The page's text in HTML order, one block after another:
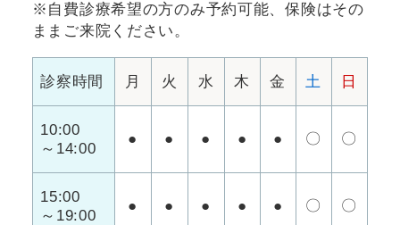
※自費診療希望の方のみ予約可能、保険はその
ままご来院ください。
診察時間 月 火 水 木 金 土 日
10:00
～14:00
● ● ● ● ● 〇 〇
15:00
～19:00
● ● ● ● ● 〇 〇